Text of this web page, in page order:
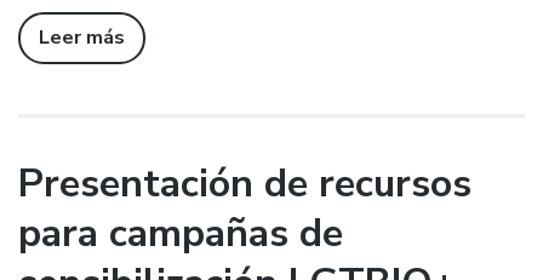
Leer más
Presentación de recursos
para campañas de